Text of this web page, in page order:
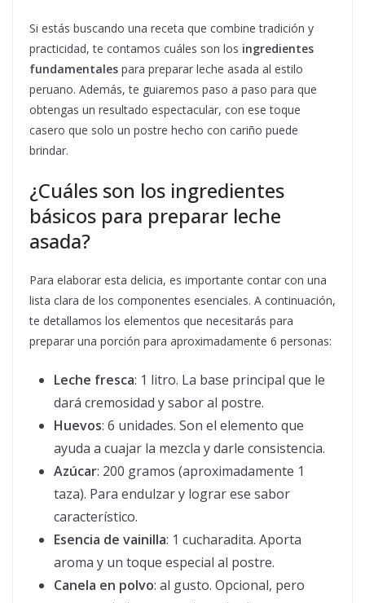
Si estás buscando una receta que combine tradición y
practicidad, te contamos cuáles son los ingredientes
fundamentales para preparar leche asada al estilo
peruano. Además, te guiaremos paso a paso para que
obtengas un resultado espectacular, con ese toque
casero que solo un postre hecho con cariño puede
brindar.
¿Cuáles son los ingredientes
básicos para preparar leche
asada?
Para elaborar esta delicia, es importante contar con una
lista clara de los componentes esenciales. A continuación,
te detallamos los elementos que necesitarás para
preparar una porción para aproximadamente 6 personas:
Leche fresca: 1 litro. La base principal que le
dará cremosidad y sabor al postre.
Huevos: 6 unidades. Son el elemento que
ayuda a cuajar la mezcla y darle consistencia.
Azúcar: 200 gramos (aproximadamente 1
taza). Para endulzar y lograr ese sabor
característico.
Esencia de vainilla: 1 cucharadita. Aporta
aroma y un toque especial al postre.
Canela en polvo: al gusto. Opcional, pero